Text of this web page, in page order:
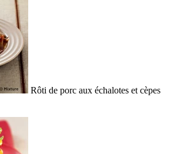
Rôti de porc aux échalotes et cèpes